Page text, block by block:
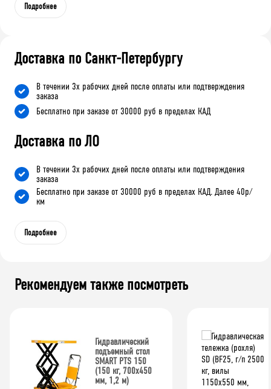
Подробнее
Доставка по Санкт-Петербургу
В течении 3х рабочих дней после оплаты или подтверждения
заказа
Бесплатно при заказе от 30000 руб в пределах КАД
Доставка по ЛО
В течении 3х рабочих дней после оплаты или подтверждения
заказа
Бесплатно при заказе от 30000 руб в пределах КАД. Далее 40р/
км
Подробнее
Рекомендуем также посмотреть
Гидравлический
подъемный стол
SMART PTS 150
(150 кг, 700х450
мм, 1,2 м)